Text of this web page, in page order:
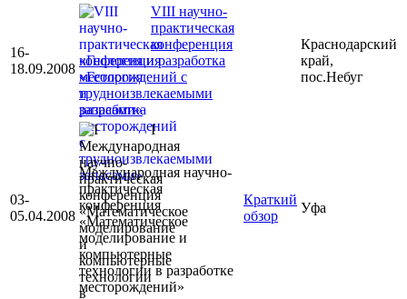
16-
18.09.2008
VIII научно-
практическая
конференция
«Геология и разработка
месторождений с
трудноизвлекаемыми
запасами»
Краснодарский
край,
пос.Небуг
03-
05.04.2008
I
Международная научно-
практическая
конференция
«Математическое
моделирование и
компьютерные
технологии в разработке
месторождений»
Краткий
обзор
Уфа